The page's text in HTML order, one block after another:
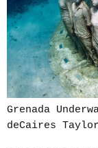
Grenada
deCaires Taylor